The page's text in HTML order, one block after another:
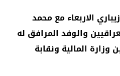
الاربعاء مع محمد
والوفد المرافق له
وزارة المالية ونقابة